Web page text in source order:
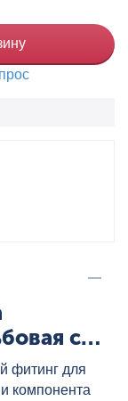
с
бел.
фитинг для
компонента